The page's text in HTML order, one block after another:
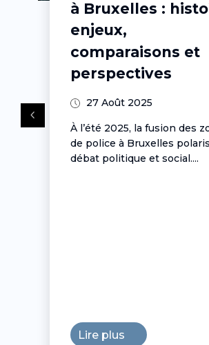
à Bruxelles :
enjeux,
comparaisons et
perspectives
27 Août 2025
À l’été 2025, la fusion des
de police à Bruxelles
débat politique et social....
Lire plus